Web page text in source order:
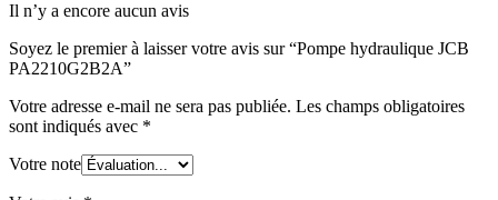
Il n’y a encore aucun avis
Soyez le premier à laisser votre avis sur “Pompe hydraulique JCB
PA2210G2B2A”
Votre adresse e-mail ne sera pas publiée. Les champs obligatoires
sont indiqués avec *
Votre note